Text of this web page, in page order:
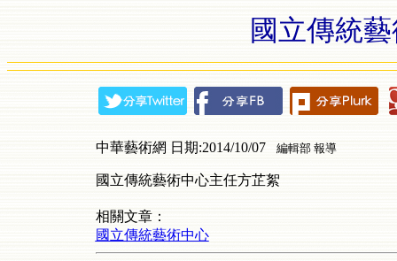
國立傳統
中華藝術網 日期:2014/10/07 編輯部 報導
國立傳統藝術中心主任方芷絮
相關文章：
國立傳統藝術中心